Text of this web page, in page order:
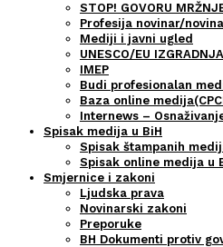
STOP! GOVORU
Profesija novinar/
Mediji i javni ugled
UNESCO/EU
IMEP
Budi profesionalan
Baza online
Internews –
Spisak medija u BiH
Spisak štampanih
Spisak online medija u
Smjernice i zakoni
Ljudska prava
Novinarski zakoni
Preporuke
BH Dokumenti protiv